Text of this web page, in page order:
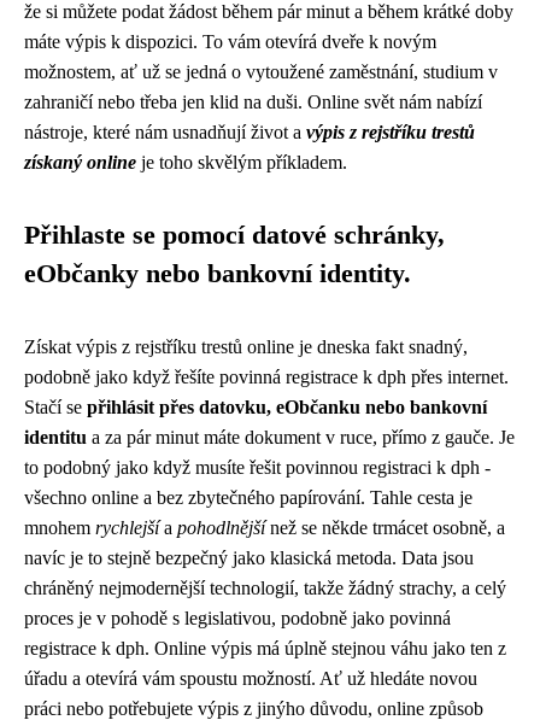
že si můžete podat žádost během pár minut a během krátké doby
máte výpis k dispozici. To vám otevírá dveře k novým
možnostem, ať už se jedná o vytoužené zaměstnání, studium v
zahraničí nebo třeba jen klid na duši. Online svět nám nabízí
nástroje, které nám usnadňují život a výpis z rejstříku trestů
získaný online je toho skvělým příkladem.
Přihlaste se pomocí datové schránky,
eObčanky nebo bankovní identity.
Získat výpis z rejstříku trestů online je dneska fakt snadný,
podobně jako když řešíte povinná registrace k dph přes internet.
Stačí se přihlásit přes datovku, eObčanku nebo bankovní
identitu a za pár minut máte dokument v ruce, přímo z gauče. Je
to podobný jako když musíte řešit povinnou registraci k dph -
všechno online a bez zbytečného papírování. Tahle cesta je
mnohem rychlejšía pohodlnějšínež se někde trmácet osobně, a
navíc je to stejně bezpečný jako klasická metoda. Data jsou
chráněný nejmodernější technologií, takže žádný strachy, a celý
proces je v pohodě s legislativou, podobně jako povinná
registrace k dph. Online výpis má úplně stejnou váhu jako ten z
úřadu a otevírá vám spoustu možností. Ať už hledáte novou
práci nebo potřebujete výpis z jinýho důvodu, online způsob